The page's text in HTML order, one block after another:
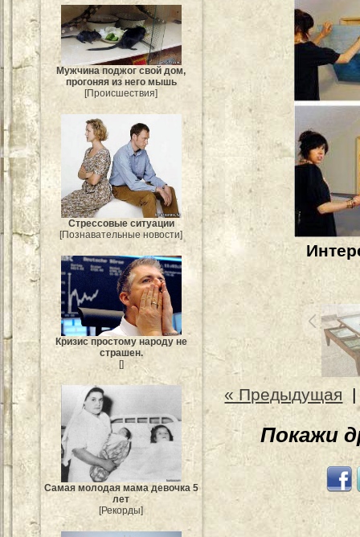
Мужчина поджог свой дом,
прогоняя из него мышь
[Происшествия]
Стрессовые ситуации
[Познавательные новости]
Кризис простому народу не
страшен.
[]
Самая молодая мама девочка 5
лет
[Рекорды]
« Предыдущая
Покажи